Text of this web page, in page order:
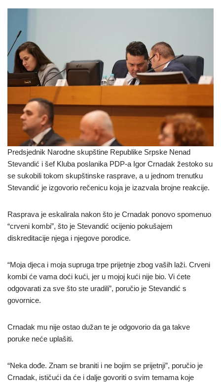
Predsjednik Narodne skupštine Republike Srpske Nenad
Stevandić i šef Kluba poslanika PDP-a Igor Crnadak žestoko su
se sukobili tokom skupštinske rasprave, a u jednom trenutku
Stevandić je izgovorio rečenicu koja je izazvala brojne reakcije.
Rasprava je eskalirala nakon što je Crnadak ponovo spomenuo
“crveni kombi”, što je Stevandić ocijenio pokušajem
diskreditacije njega i njegove porodice.
“Moja djeca i moja supruga trpe prijetnje zbog vaših laži. Crveni
kombi će vama doći kući, jer u mojoj kući nije bio. Vi ćete
odgovarati za sve što ste uradili”, poručio je Stevandić s
govornice.
Crnadak mu nije ostao dužan te je odgovorio da ga takve
poruke neće uplašiti.
“Neka dođe. Znam se braniti i ne bojim se prijetnji”, poručio je
Crnadak, ističući da će i dalje govoriti o svim temama koje